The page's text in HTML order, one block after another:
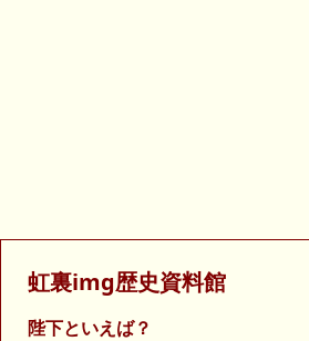
虹裏img歴史資料館
陛下といえば？